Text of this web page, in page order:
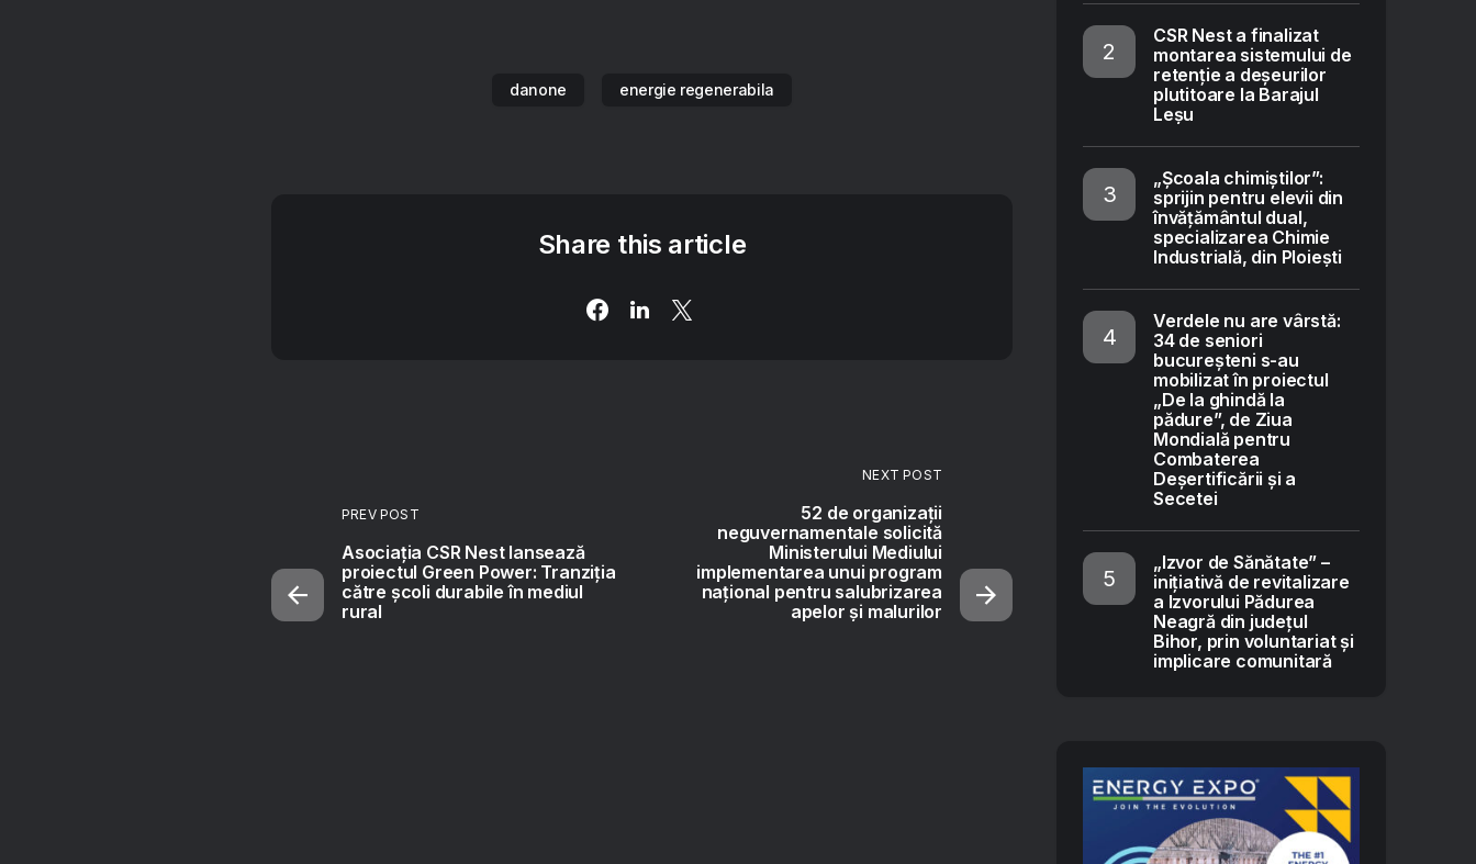
danone energie regenerabila
Share this article
PREV POST
Asociația CSR Nest lansează
proiectul Green Power: Tranziția
către școli durabile în mediul
rural
NEXT POST
52 de organizații
neguvernamentale solicită
Ministerului Mediului
implementarea unui program
național pentru salubrizarea
apelor și malurilor
CSR Nest a finalizat
montarea sistemului de
retenție a deșeurilor
plutitoare la Barajul
Leșu
„Școala chimiștilor”:
sprijin pentru elevii din
învățământul dual,
specializarea Chimie
Industrială, din Ploiești
Verdele nu are vârstă:
34 de seniori
bucureșteni s-au
mobilizat în proiectul
„De la ghindă la
pădure”, de Ziua
Mondială pentru
Combaterea
Deșertificării și a
Secetei
„Izvor de Sănătate” –
inițiativă de revitalizare
a Izvorului Pădurea
Neagră din județul
Bihor, prin voluntariat și
implicare comunitară